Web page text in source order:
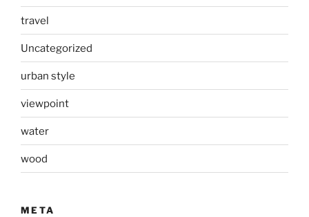
travel
Uncategorized
urban style
viewpoint
water
wood
META